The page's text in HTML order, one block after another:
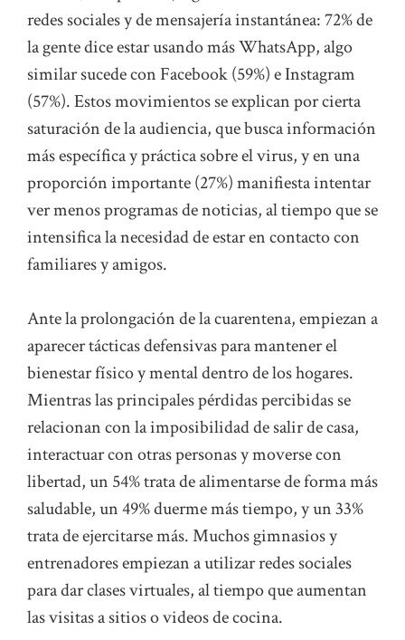
redes sociales y de mensajería instantánea: 72% de
la gente dice estar usando más WhatsApp, algo
similar sucede con Facebook (59%) e Instagram
(57%). Estos movimientos se explican por cierta
saturación de la audiencia, que busca información
más específica y práctica sobre el virus, y en una
proporción importante (27%) manifiesta intentar
ver menos programas de noticias, al tiempo que se
intensifica la necesidad de estar en contacto con
familiares y amigos.
Ante la prolongación de la cuarentena, empiezan a
aparecer tácticas defensivas para mantener el
bienestar físico y mental dentro de los hogares.
Mientras las principales pérdidas percibidas se
relacionan con la imposibilidad de salir de casa,
interactuar con otras personas y moverse con
libertad, un 54% trata de alimentarse de forma más
saludable, un 49% duerme más tiempo, y un 33%
trata de ejercitarse más. Muchos gimnasios y
entrenadores empiezan a utilizar redes sociales
para dar clases virtuales, al tiempo que aumentan
las visitas a sitios o videos de cocina.